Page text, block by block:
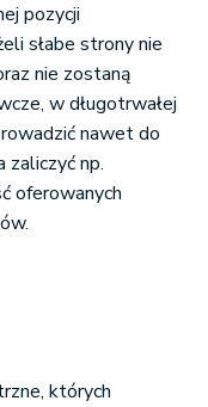
pozycji
słabe strony nie
nie zostaną
w długotrwałej
nawet do
zaliczyć np.
oferowanych
których